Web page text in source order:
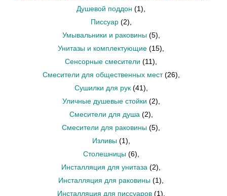
Душевой поддон (1)
Писсуар (2)
Умывальники и раковины (5)
Унитазы и комплектующие (15)
Сенсорные смесители (11)
Смесители для общественных мест (26)
Сушилки для рук (41)
Уличные душевые стойки (2)
Смесители для душа (2)
Смесители для раковины (5)
Изливы (1)
Столешницы (6)
Инсталляция для унитаза (2)
Инсталляция для раковины (1)
Инсталляция для писсуаров (1)